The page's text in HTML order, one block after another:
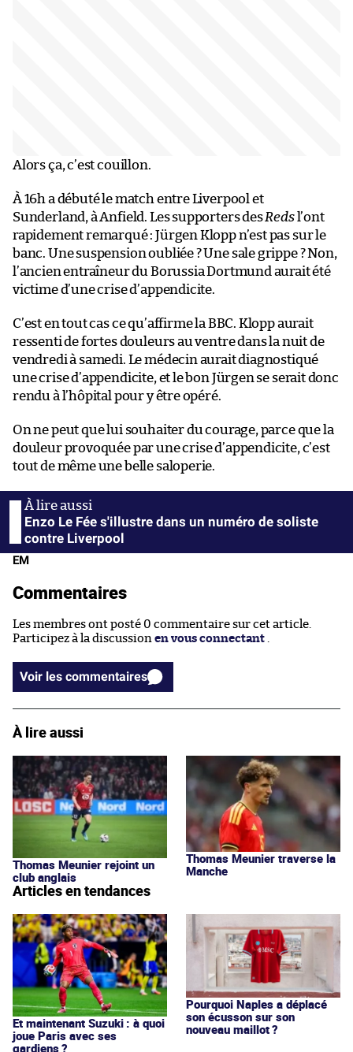
Alors ça, c’est couillon.
À 16h a débuté le match entre Liverpool et
Sunderland, à Anfield. Les supporters desRedsl’ont
rapidement remarqué : Jürgen Klopp n’est pas sur le
banc. Une suspension oubliée ? Une sale grippe ? Non,
l’ancien entraîneur du Borussia Dortmund aurait été
victime d’une crise d’appendicite.
C’est en tout cas ce qu’affirme la BBC. Klopp aurait
ressenti de fortes douleurs au ventre dans la nuit de
vendredi à samedi. Le médecin aurait diagnostiqué
une crise d’appendicite, et le bon Jürgen se serait donc
rendu à l’hôpital pour y être opéré.
On ne peut que lui souhaiter du courage, parce que la
douleur provoquée par une crise d’appendicite, c’est
tout de même une belle saloperie.
Enzo Le Fée s'illustre dans un numéro de soliste
contre Liverpool
EM
Commentaires
Les membres ont posté 0 commentaire sur cet article.
Participez à la discussion en vous connectant .
Voir les commentaires
À lire aussi
Thomas Meunier rejoint un
club anglais
Thomas Meunier traverse la
Manche
Articles en tendances
Et maintenant Suzuki : à quoi
joue Paris avec ses
gardiens ?
Pourquoi Naples a déplacé
son écusson sur son
nouveau maillot ?